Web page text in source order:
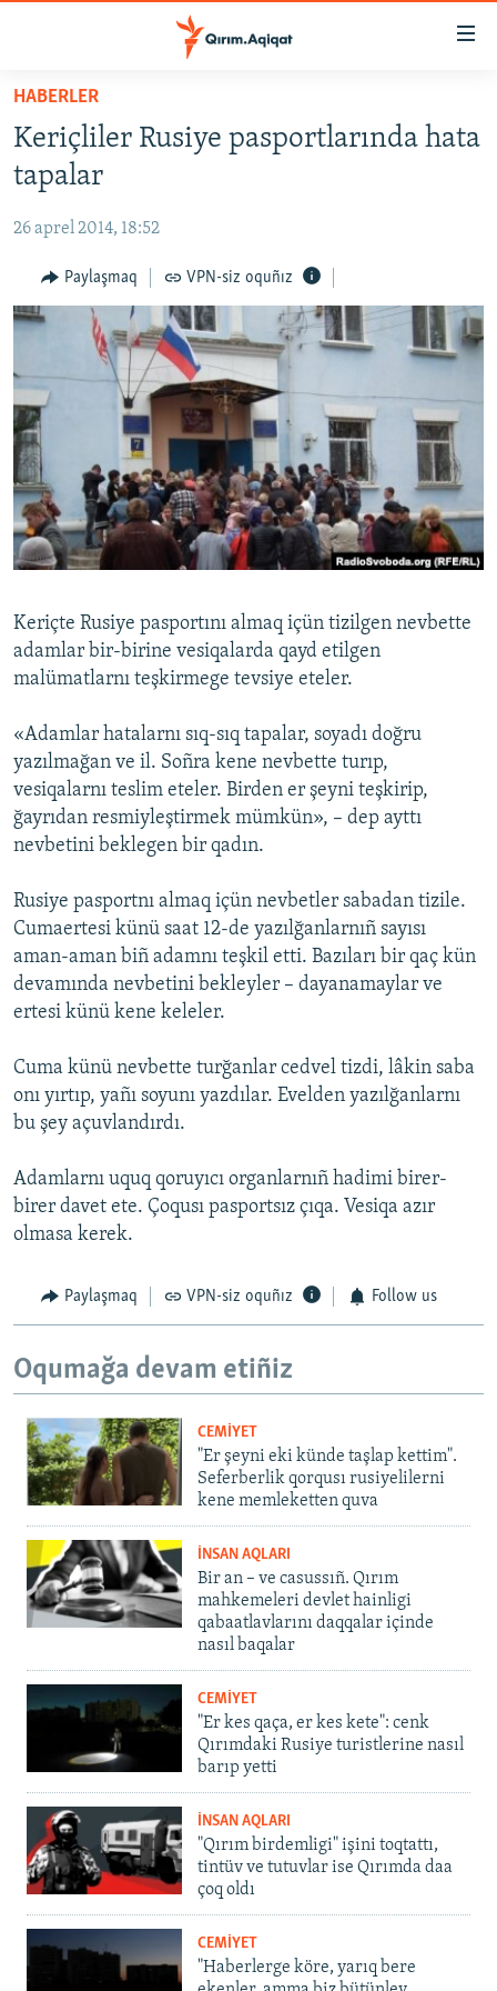
Esas
qaytmaq
Baş
navigatsiyağa
qaytmaq
qaytmaq
HABERLER
SİYASET
İQTİSADİYAT
CEMİYET
MEDENİYET
İNSAN AQLARI
SÜRET
BLOGLAR
FİKİR
Русский
Українською
QOŞULIÑIZ!
RFE/RS bütün saytları
HABERLER
Keriçliler Rusiye pasportlarında hata
tapalar
26 aprel 2014, 18:52
Paylaşmaq VPN-siz oquñız
Keriçte Rusiye pasportını almaq içün tizilgen nevbette
adamlar bir-birine vesiqalarda qayd etilgen
malümatlarnı teşkirmege tevsiye eteler.
«Adamlar hatalarnı sıq-sıq tapalar, soyadı doğru
yazılmağan ve il. Soñra kene nevbette turıp,
vesiqalarnı teslim eteler. Birden er şeyni teşkirip,
ğayrıdan resmiyleştirmek mümkün», – dep ayttı
nevbetini beklegen bir qadın.
Rusiye pasportnı almaq içün nevbetler sabadan tizile.
Cumaertesi künü saat 12-de yazılğanlarnıñ sayısı
aman-aman biñ adamnı teşkil etti. Bazıları bir qaç kün
devamında nevbetini bekleyler – dayanamaylar ve
ertesi künü kene keleler.
Cuma künü nevbette turğanlar cedvel tizdi, lâkin saba
onı yırtıp, yañı soyunı yazdılar. Evelden yazılğanlarnı
bu şey açuvlandırdı.
Adamlarnı uquq qoruyıcı organlarnıñ hadimi birer-
birer davet ete. Çoqusı pasportsız çıqa. Vesiqa azır
olmasa kerek.
Paylaşmaq VPN-siz oquñız Follow us
Oqumağa devam etiñiz
CEMİYET
"Er şeyni eki künde taşlap kettim".
Seferberlik qorqusı rusiyelilerni
kene memleketten quva
İNSAN AQLARI
Bir an – ve casussıñ. Qırım
mahkemeleri devlet hainligi
qabaatlavlarını daqqalar içinde
nasıl baqalar
CEMİYET
"Er kes qaça, er kes kete": cenk
Qırımdaki Rusiye turistlerine nasıl
barıp yetti
İNSAN AQLARI
"Qırım birdemligi" işini toqtattı,
tintüv ve tutuvlar ise Qırımda daa
çoq oldı
CEMİYET
"Haberlerge köre, yarıq bere